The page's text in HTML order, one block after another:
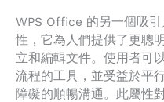
WPS Office 的另一個吸
性，它為人們提供了更聰
立和編輯文件。使用者可
流程的工具，並受益於平
障礙的順暢溝通。此屬性